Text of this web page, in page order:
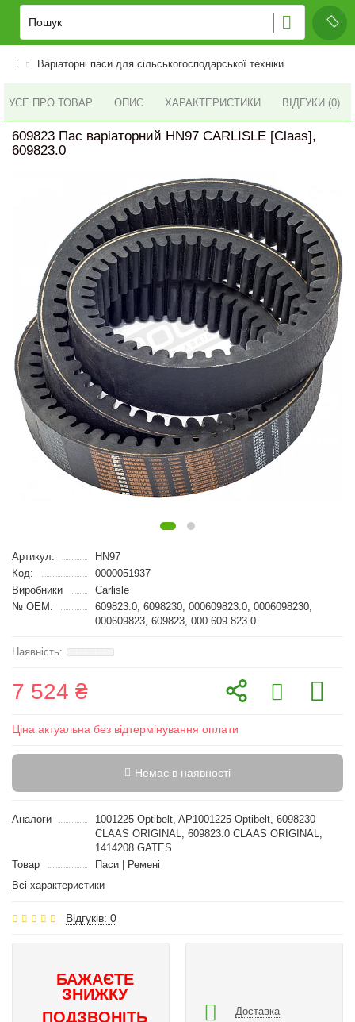
Варіаторні паси для сільськогосподарської техніки
УСЕ ПРО ТОВАР ОПИС ХАРАКТЕРИСТИКИ ВІДГУКИ (0)
609823 Пас варіаторний HN97 CARLISLE [Claas],
609823.0
Артикул:
HN97
Код:
0000051937
Виробники
Carlisle
№ OEM:
609823.0, 6098230, 000609823.0, 0006098230,
000609823, 609823, 000 609 823 0
7 524 ₴
Ціна актуальна без відтермінування оплати
Немає в наявності
Аналоги
1001225 Optibelt, AP1001225 Optibelt, 6098230
CLAAS ORIGINAL, 609823.0 CLAAS ORIGINAL,
1414208 GATES
Товар
Паси | Ремені
Всі характеристики
Відгуків: 0
БАЖАЄТЕ
ЗНИЖКУ
ПОДЗВОНІТЬ
Доставка